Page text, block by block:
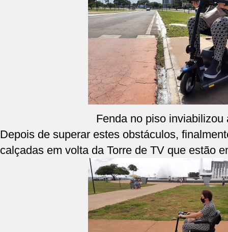
Fenda no piso inviabilizou
Depois de superar estes obstáculos,
calçadas em volta da Torre de TV que estão